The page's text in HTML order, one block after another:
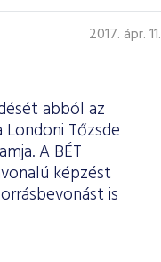
2017. ápr. 11.
abból az
Tőzsde
A BÉT
képzést
is